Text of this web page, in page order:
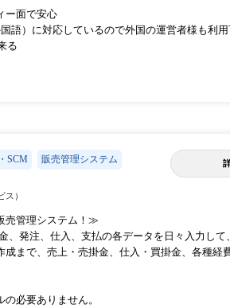
ー面で安心
語）に対応しているので外国の運営者様も利
る
SCM 販売管理システム
ス）
売管理システム！≫
、発注、仕入、支払の各データを日々入力し
まで、売上・売掛金、仕入・買掛金、各種
必要ありません。